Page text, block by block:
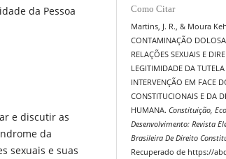
da Pessoa
e discutir as
da
sexuais e suas
Como Citar
Martins, J. R., & Moura
CONTAMINAÇÃO
RELAÇÕES SEXUAIS E
LEGITIMIDADE DA
INTERVENÇÃO EM FACE
CONSTITUCIONAIS E DA
HUMANA.Constituição,
Desenvolvimento: Revista
Brasileira De Direito
Recuperado de https://